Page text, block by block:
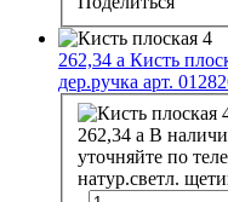
262,34 a Кисть
дер.ручка арт.
262,34 a В
уточняйте по